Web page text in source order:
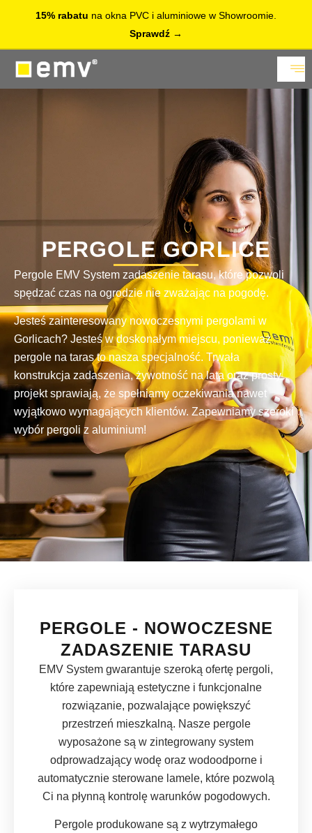
15% rabatu na okna PVC i aluminiowe w Showroomie.
Sprawdź
PERGOLE GORLICE
Pergole EMV System zadaszenie tarasu, które pozwoli
spędzać czas na ogrodzie nie zważając na pogodę.
Jesteś zainteresowany nowoczesnymi pergolami w
Gorlicach? Jesteś w doskonałym miejscu, ponieważ
pergole na taras to nasza specjalność. Trwała
konstrukcja zadaszenia, żywotność na lata oraz prosty
projekt sprawiają, że spełniamy oczekiwania nawet
wyjątkowo wymagających klientów. Zapewniamy szeroki
wybór pergoli z aluminium!
PERGOLE - NOWOCZESNE
ZADASZENIE TARASU
EMV System gwarantuje szeroką ofertę pergoli,
które zapewniają estetyczne i funkcjonalne
rozwiązanie, pozwalające powiększyć
przestrzeń mieszkalną. Nasze pergole
wyposażone są w zintegrowany system
odprowadzający wodę oraz wodoodporne i
automatycznie sterowane lamele, które pozwolą
Ci na płynną kontrolę warunków pogodowych.
Pergole produkowane są z wytrzymałego